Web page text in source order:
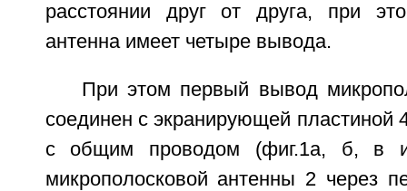
расстоянии друг от друга, при
антенна имеет четыре вывода.
При этом первый вывод
соединен с экранирующей пластиной
с общим проводом (фиг.1а, б, в
микрополосковой антенны 2 через